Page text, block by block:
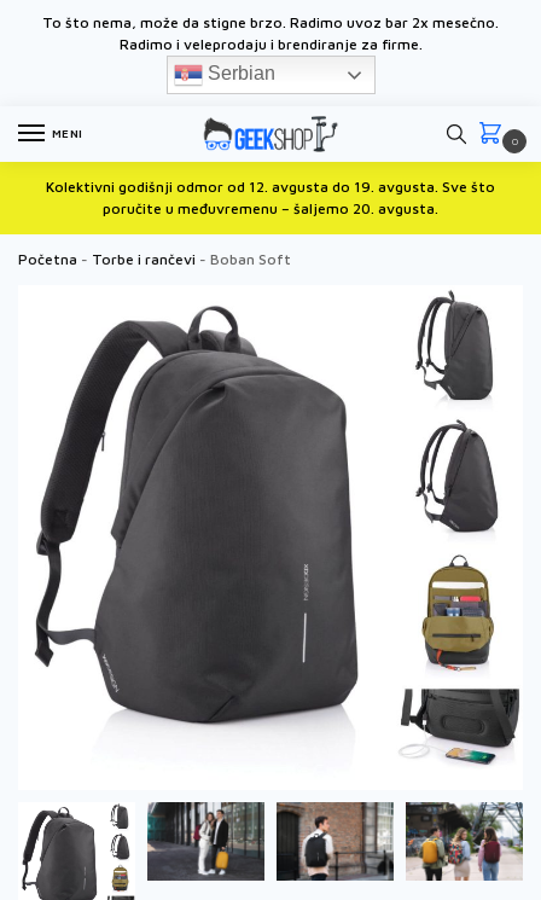
To što nema, može da stigne brzo. Radimo uvoz bar 2x mesečno.
Radimo i veleprodaju i brendiranje za firme.
Serbian
MENI
0
Kolektivni godišnji odmor od 12. avgusta do 19. avgusta. Sve što
poručite u međuvremenu – šaljemo 20. avgusta.
Početna - Torbe i rančevi - Boban Soft